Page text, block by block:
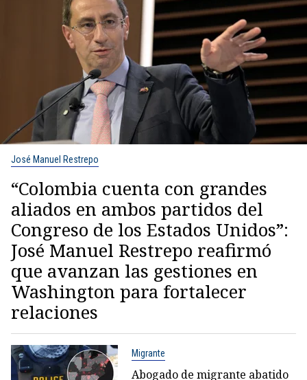
José Manuel Restrepo
“Colombia cuenta con grandes
aliados en ambos partidos del
Congreso de los Estados Unidos”:
José Manuel Restrepo reafirmó
que avanzan las gestiones en
Washington para fortalecer
relaciones
Migrante
Abogado de migrante abatido